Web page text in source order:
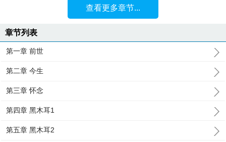
查看更多章节...
章节列表
第一章 前世
第二章 今生
第三章 怀念
第四章 黑木耳1
第五章 黑木耳2